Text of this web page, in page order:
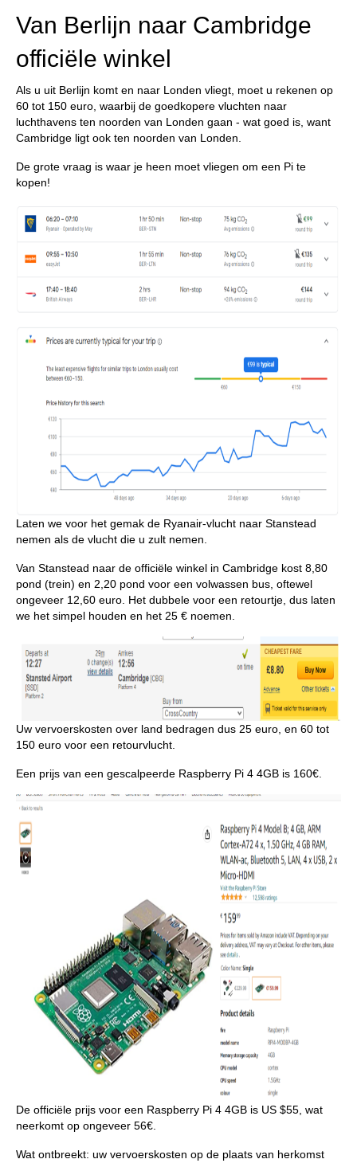
Van Berlijn naar Cambridge
officiële winkel
Als u uit Berlijn komt en naar Londen vliegt, moet u rekenen op
60 tot 150 euro, waarbij de goedkopere vluchten naar
luchthavens ten noorden van Londen gaan - wat goed is, want
Cambridge ligt ook ten noorden van Londen.
De grote vraag is waar je heen moet vliegen om een Pi te
kopen!
Laten we voor het gemak de Ryanair-vlucht naar Stanstead
nemen als de vlucht die u zult nemen.
Van Stanstead naar de officiële winkel in Cambridge kost 8,80
pond (trein) en 2,20 pond voor een volwassen bus, oftewel
ongeveer 12,60 euro. Het dubbele voor een retourtje, dus laten
we het simpel houden en het 25 € noemen.
Uw vervoerskosten over land bedragen dus 25 euro, en 60 tot
150 euro voor een retourvlucht.
Een prijs van een gescalpeerde Raspberry Pi 4 4GB is 160€.
De officiële prijs voor een Raspberry Pi 4 4GB is US $55, wat
neerkomt op ongeveer 56€.
Wat ontbreekt: uw vervoerskosten op de plaats van herkomst